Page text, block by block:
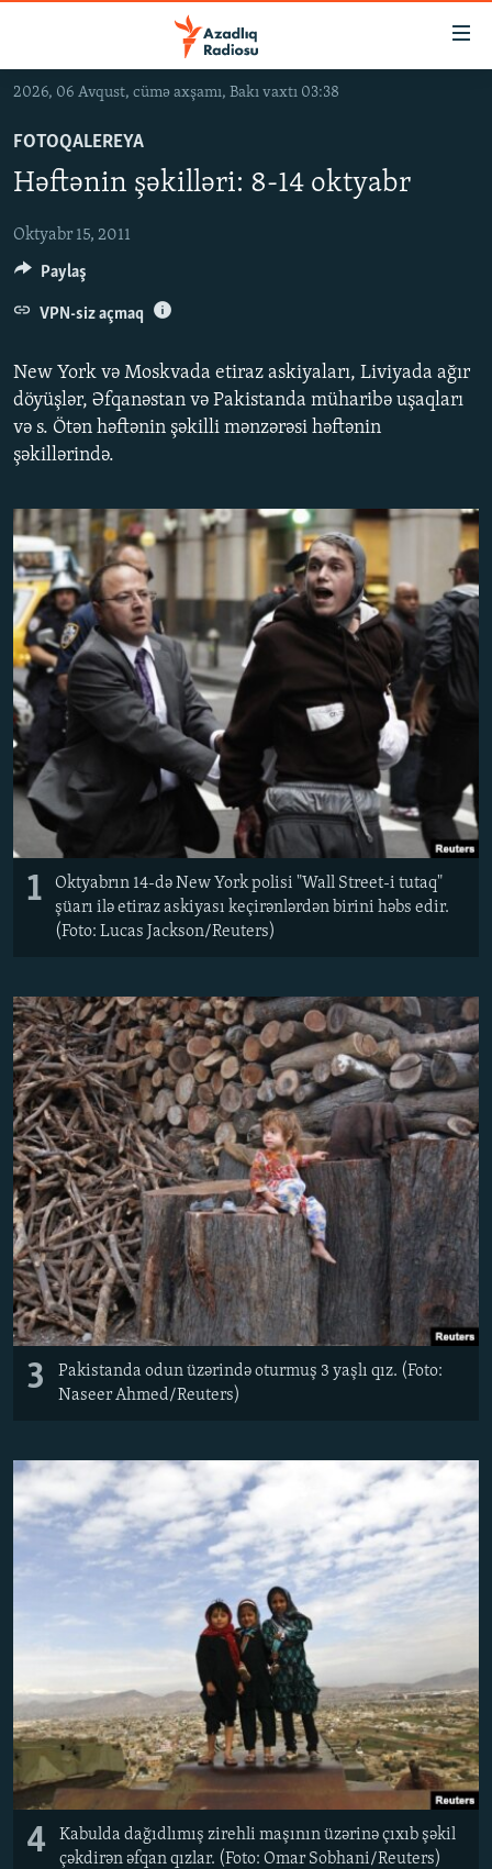
Əsas
qayıt
Əsas
naviqasiyaya
qayıt
keç
#İZAHLA
KORRUPSIOMETR
#ƏSLINDƏ
FƏRQƏ BAX
QANUNI DOĞRU
MULTIMEDIA
VIDEO
İNFOQRAFIKA
KARIKATURA
RADIO ARXIV
AZƏRBAYCAN ƏDƏBIYYATI KITABXANASI
İSLAM VƏ DEMOKRATIYA
İZ - MƏDƏNIYYƏT PROQRAMI
MISSIYAMIZ
PEŞƏ ETIKASI VƏ JURNALISTIKA STANDARTLARIMIZ
MATERIALLARIMIZDAN ISTIFADƏ
AZADLIQRADIOSU MOBIL TELEFONUNUZDA
BIZIMLƏ ƏLAQƏ
XƏBƏR BÜLLETENLƏRIMIZ
BIZI IZLƏ
RFE/RL-in bütün saytları
2026, 06 Avqust, cümə axşamı, Bakı vaxtı 03:38
FOTOQALEREYA
Həftənin şəkilləri: 8-14 oktyabr
Oktyabr 15, 2011
New York və Moskvada etiraz askiyaları, Liviyada ağır
döyüşlər, Əfqanəstan və Pakistanda müharibə uşaqları
və s. Ötən həftənin şəkilli mənzərəsi həftənin
şəkillərində.
1
Oktyabrın 14-də New York polisi "Wall Street-i tutaq"
şüarı ilə etiraz askiyası keçirənlərdən birini həbs edir.
(Foto: Lucas Jackson/Reuters)
3
Pakistanda odun üzərində oturmuş 3 yaşlı qız. (Foto:
Naseer Ahmed/Reuters)
4
Kabulda dağıdlımış zirehli maşının üzərinə çıxıb şəkil
çəkdirən əfqan qızlar. (Foto: Omar Sobhani/Reuters)
Paylaş
VPN-siz açmaq